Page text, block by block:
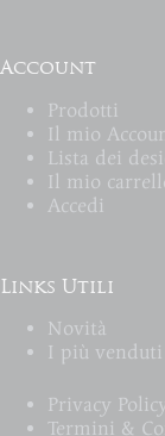
Account
Prodotti
Il mio
Lista dei
Il mio
Accedi
Links Utili
Novità
I più venduti
Privacy
Termini &